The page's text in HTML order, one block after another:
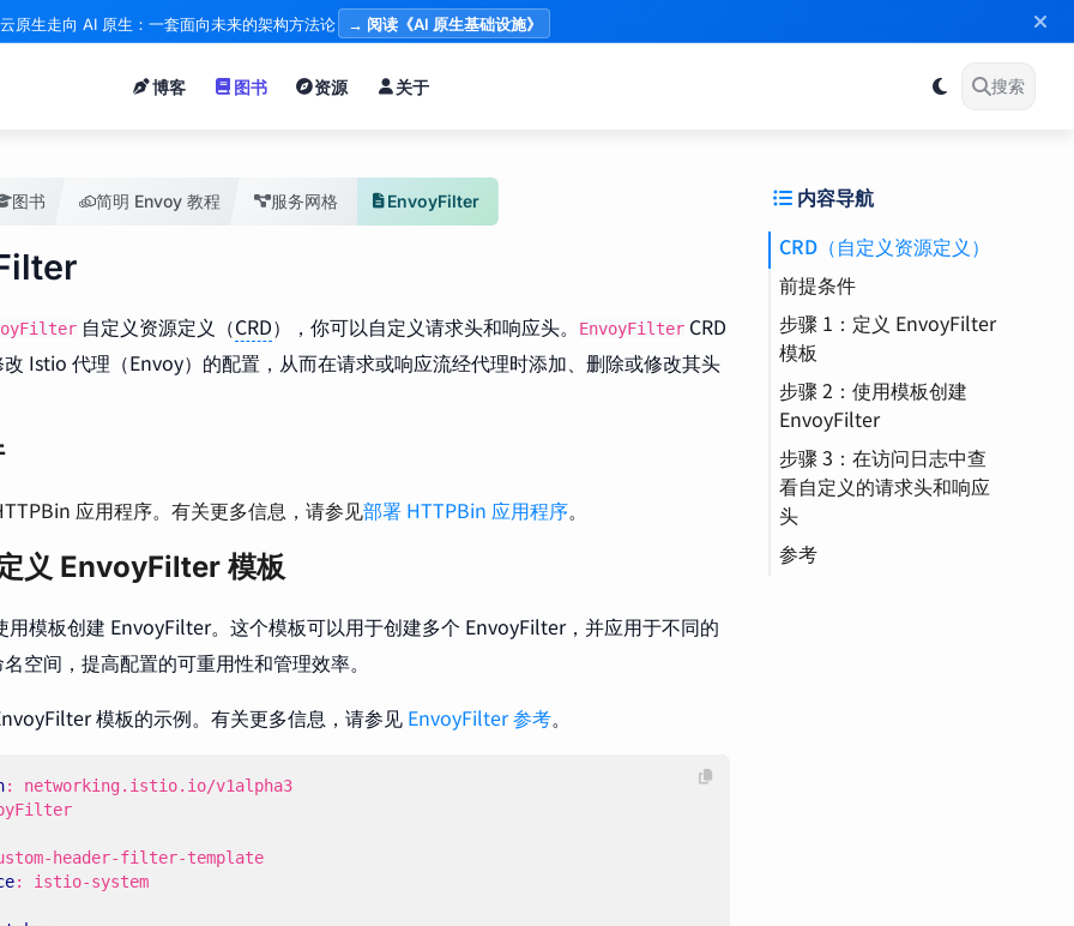
原生走向 AI 原生：一套面向未来的架构方法论 → 阅读《AI 原生基础设施》
博客 图书 资源 关于 搜索
图书 简明 Envoy 教程 服务网格 EnvoyFilter
自定义资源定义（CRD），你可以自定义请求头和响应头。 EnvoyFilter CRD
Istio 代理（Envoy）的配置，从而在请求或响应流经代理时添加、删除或修改其头
应用程序。有关更多信息，请参见部署 HTTPBin 应用程序。
义 EnvoyFilter 模板
用模板创建 EnvoyFilter。这个模板可以用于创建多个 EnvoyFilter，并应用于不同的
空间，提高配置的可重用性和管理效率。
模板的示例。有关更多信息，请参见 EnvoyFilter 参考。
:
networking.istio.io/v1alpha3
header-filter-template
:
istio-system
内容导航
CRD（自定义资源定义）
前提条件
步骤 1：定义 EnvoyFilter
模板
步骤 2：使用模板创建
EnvoyFilter
步骤 3：在访问日志中查
看自定义的请求头和响应
头
参考